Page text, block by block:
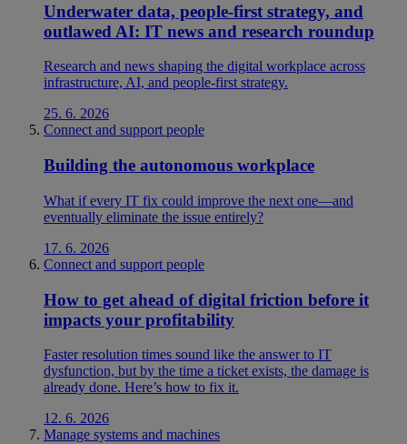
Underwater data, people-first strategy, and
outlawed AI: IT news and research roundup
Research and news shaping the digital workplace across
infrastructure, AI, and people-first strategy.
25. 6. 2026
Connect and support people
Building the autonomous workplace
What if every IT fix could improve the next one—and
eventually eliminate the issue entirely?
17. 6. 2026
Connect and support people
How to get ahead of digital friction before it
impacts your profitability
Faster resolution times sound like the answer to IT
dysfunction, but by the time a ticket exists, the damage is
already done. Here’s how to fix it.
12. 6. 2026
Manage systems and machines